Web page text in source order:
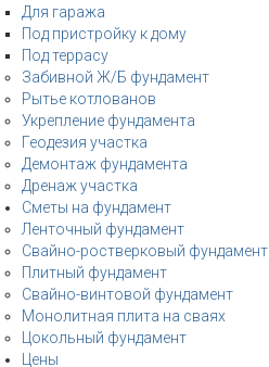
Для гаража
Под пристройку к дому
Под террасу
Забивной Ж/Б фундамент
Рытье котлованов
Укрепление фундамента
Геодезия участка
Демонтаж фундамента
Дренаж участка
Сметы на фундамент
Ленточный фундамент
Свайно-ростверковый фундамент
Плитный фундамент
Свайно-винтовой фундамент
Монолитная плита на сваях
Цокольный фундамент
Цены